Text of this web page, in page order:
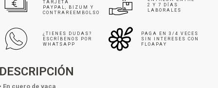
TARJETA
PAYPAL, BIZUM Y
CONTRAREEMBOLSO
2 Y 7 DÍAS
LABORALES
¿TIENES DUDAS?
ESCRÍBENOS POR
WHATSAPP
PAGA EN 3/4 VECES
SIN INTERESES CON
FLOAPAY
DESCRIPCIÓN
• En cuero de vaca